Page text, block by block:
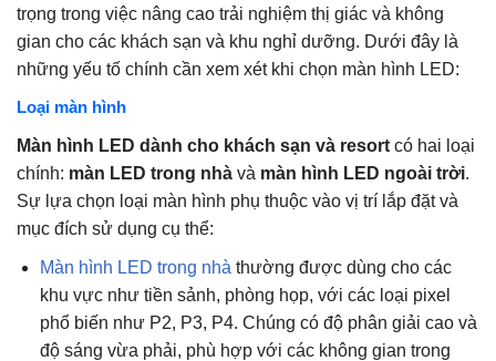
trọng trong việc nâng cao trải nghiệm thị giác và không
gian cho các khách sạn và khu nghỉ dưỡng. Dưới đây là
những yếu tố chính cần xem xét khi chọn màn hình LED:
Loại màn hình
Màn hình LED dành cho khách sạn và resort có hai loại
chính: màn LED trong nhà và màn hình LED ngoài trời.
Sự lựa chọn loại màn hình phụ thuộc vào vị trí lắp đặt và
mục đích sử dụng cụ thể:
Màn hình LED trong nhà thường được dùng cho các
khu vực như tiền sảnh, phòng họp, với các loại pixel
phổ biến như P2, P3, P4. Chúng có độ phân giải cao và
độ sáng vừa phải, phù hợp với các không gian trong